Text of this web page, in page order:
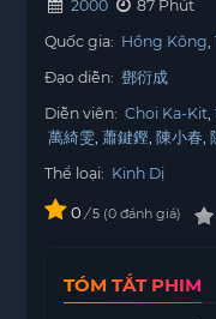
2000
87 Phút
Quốc gia: Hồng Kông
Đạo diễn: 鄧衍成
Diễn viên: Choi Ka-Kit
萬綺雯 蕭鍵鏗 陳小春
Thể loại: Kinh Dị
0 / 5 0 đánh giá
TÓM TẮT PHIM